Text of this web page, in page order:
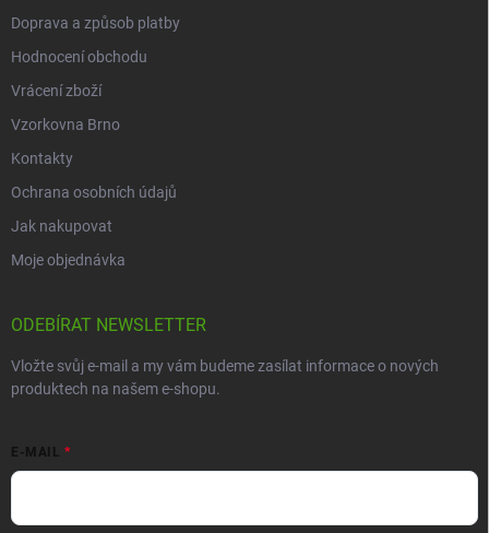
Doprava a způsob platby
Hodnocení obchodu
Vrácení zboží
Vzorkovna Brno
Kontakty
Ochrana osobních údajů
Jak nakupovat
Moje objednávka
ODEBÍRAT NEWSLETTER
Vložte svůj e-mail a my vám budeme zasílat informace o nových
produktech na našem e-shopu.
E-MAIL